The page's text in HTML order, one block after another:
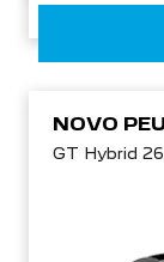
NOVO
GT Hybrid